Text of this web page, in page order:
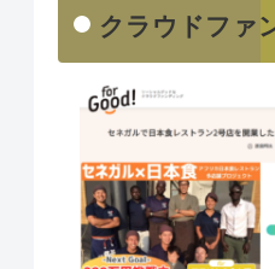
クラウドファ